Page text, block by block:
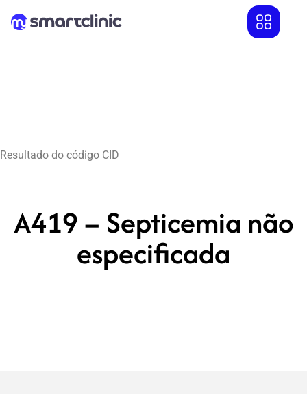
Resultado do código CID
A419 – Septicemia não
especificada